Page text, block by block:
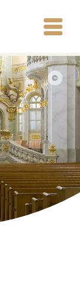
©